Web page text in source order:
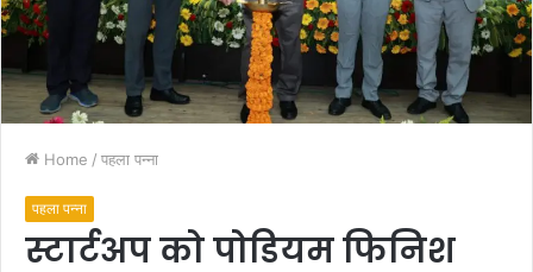
Home / पहला पन्ना
पहला पन्ना
स्टार्टअप को पोडियम फिनिश